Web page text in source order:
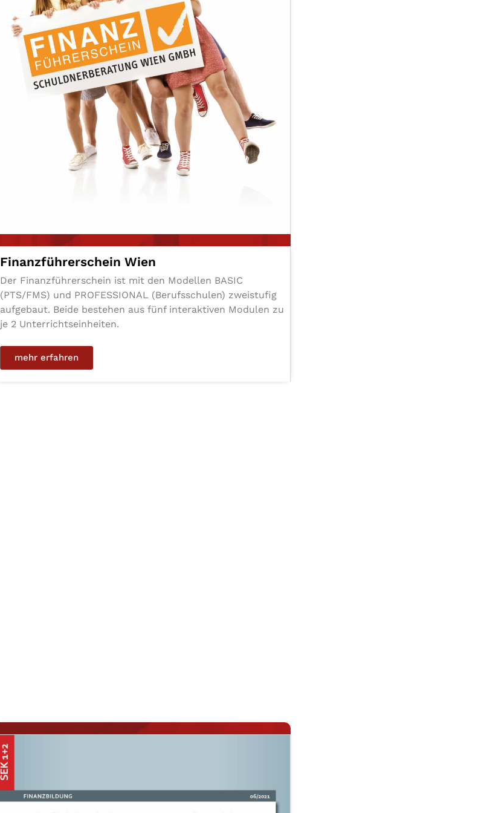
Finanz­füh­rer­schein Wien
Der Finanz­füh­rer­schein ist mit den Modellen BASIC
(PTS/FMS) und PRO­FES­SIO­NAL (Berufs­schu­len) zwei­stu­fig
aufgebaut. Beide bestehen aus fünf inter­ak­ti­ven Modulen zu
je 2 Unterrichtseinheiten.
mehr erfahren